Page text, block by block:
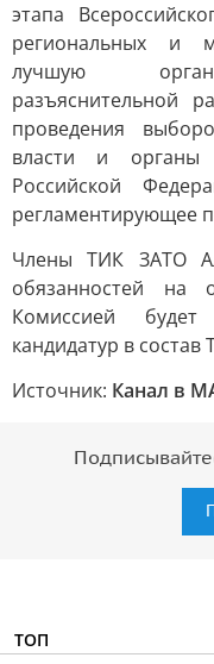
этапа
региональных и
лучшую
разъяснительной
проведения
власти и органы
Российской
регламентирующее
Члены ТИК ЗАТО
обязанностей на
Комиссией
кандидатур в
Источник: Канал в
ТОП